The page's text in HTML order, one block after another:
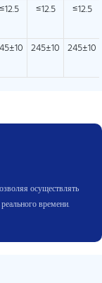
≤12.5 ≤12.5 ≤12.5
245±10 245±10
осуществлять
времени.